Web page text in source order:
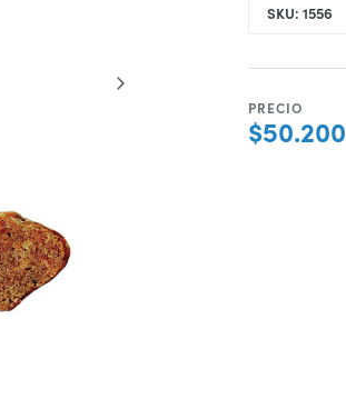
SKU: 1556
PRECIO
$50.200